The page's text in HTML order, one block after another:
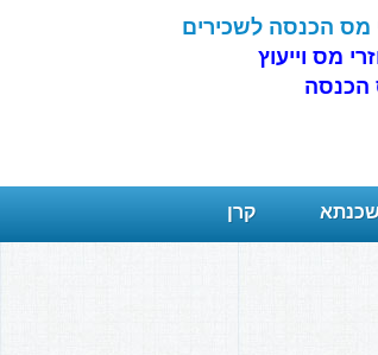
מס הכנסה לשכירים
מס וייעוץ
הכנסה
קרן